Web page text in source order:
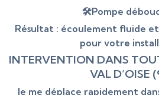
🛠Pompe
Résultat : écoulement fluide et
pour votre
INTERVENTION DANS
VAL D’OISE
Je me déplace rapidement